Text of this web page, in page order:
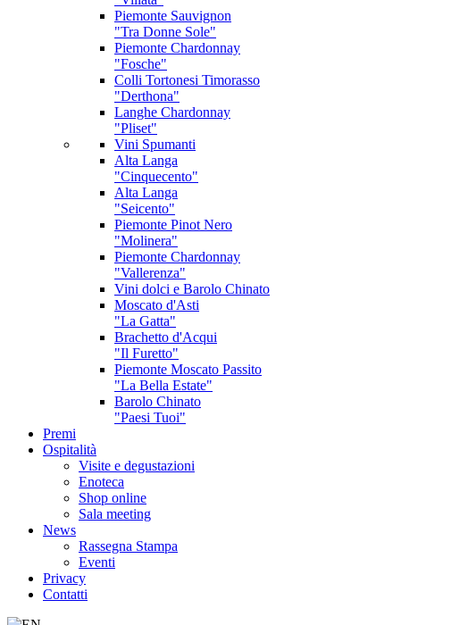
Piemonte Sauvignon
"Tra Donne Sole"
Piemonte Chardonnay
"Fosche"
Colli Tortonesi Timorasso
"Derthona"
Langhe Chardonnay
"Pliset"
Vini Spumanti
Alta Langa
"Cinquecento"
Alta Langa
"Seicento"
Piemonte Pinot Nero
"Molinera"
Piemonte Chardonnay
"Vallerenza"
Vini dolci e Barolo Chinato
Moscato d'Asti
"La Gatta"
Brachetto d'Acqui
"Il Furetto"
Piemonte Moscato Passito
"La Bella Estate"
Barolo Chinato
"Paesi Tuoi"
Premi
Ospitalità
Visite e degustazioni
Enoteca
Shop online
Sala meeting
News
Rassegna Stampa
Eventi
Privacy
Contatti